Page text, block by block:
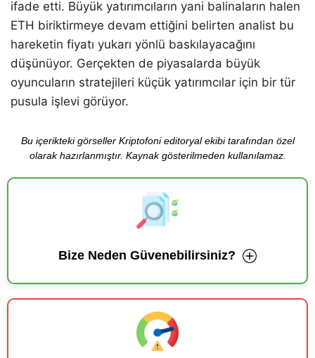
ifade etti. Büyük yatırımcıların yani balinaların halen
ETH biriktirmeye devam ettiğini belirten analist bu
hareketin fiyatı yukarı yönlü baskılayacağını
düşünüyor. Gerçekten de piyasalarda büyük
oyuncuların stratejileri küçük yatırımcılar için bir tür
pusula işlevi görüyor.
Bu içerikteki görseller Kriptofoni editoryal ekibi tarafından özel
olarak hazırlanmıştır. Kaynak gösterilmeden kullanılamaz.
Bize Neden Güvenebilirsiniz?